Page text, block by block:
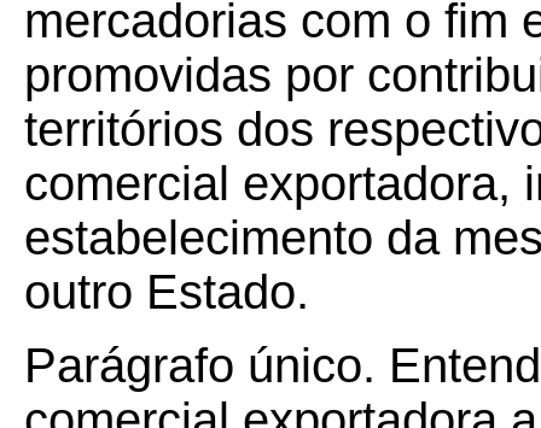
mercadorias com o fim
promovidas por
territórios dos
comercial exportadora,
estabelecimento da
outro Estado.
Parágrafo único.